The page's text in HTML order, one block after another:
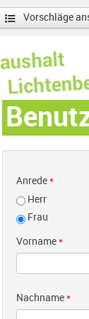
Vorschläge
Anrede *
Herr
Frau
Vorname *
Nachname *